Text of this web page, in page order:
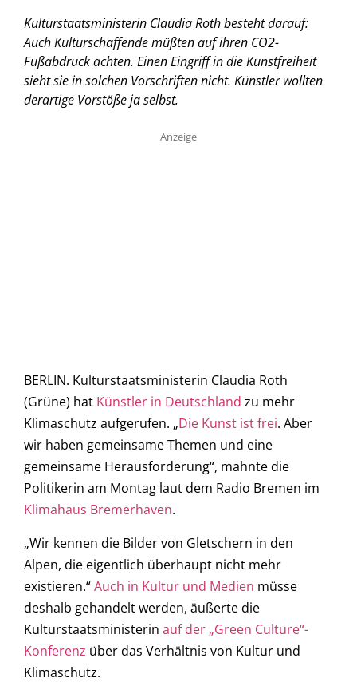
Kulturstaatsministerin Claudia Roth besteht darauf:
Auch Kulturschaffende müßten auf ihren CO2-
Fußabdruck achten. Einen Eingriff in die Kunstfreiheit
sieht sie in solchen Vorschriften nicht. Künstler wollten
derartige Vorstöße ja selbst.
Anzeige
BERLIN. Kulturstaatsministerin Claudia Roth
(Grüne) hat Künstler in Deutschland zu mehr
Klimaschutz aufgerufen. „Die Kunst ist frei. Aber
wir haben gemeinsame Themen und eine
gemeinsame Herausforderung“, mahnte die
Politikerin am Montag laut dem Radio Bremen im
Klimahaus Bremerhaven.
„Wir kennen die Bilder von Gletschern in den
Alpen, die eigentlich überhaupt nicht mehr
existieren.“Auch in Kultur und Medien müsse
deshalb gehandelt werden, äußerte die
Kulturstaatsministerin auf der „Green Culture“-
Konferenz über das Verhältnis von Kultur und
Klimaschutz.